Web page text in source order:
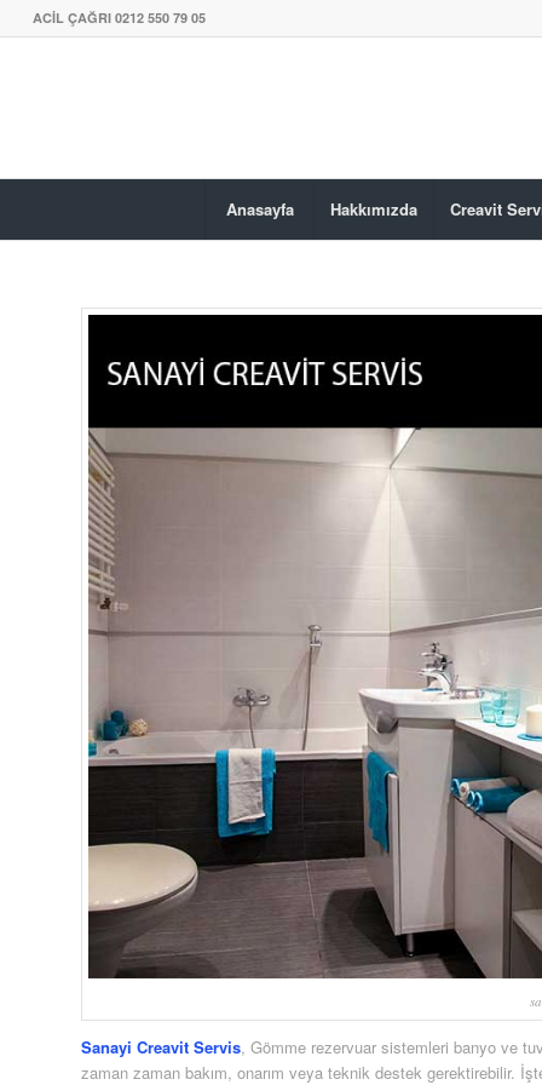
ACİL ÇAĞRI 0212 550 79 05
Anasayfa Hakkımızda Creavit
Sanayi Creavit Servis, Gömme rezervuar sistemleri banyo ve
zaman zaman bakım, onarım veya teknik destek gerektirebilir.